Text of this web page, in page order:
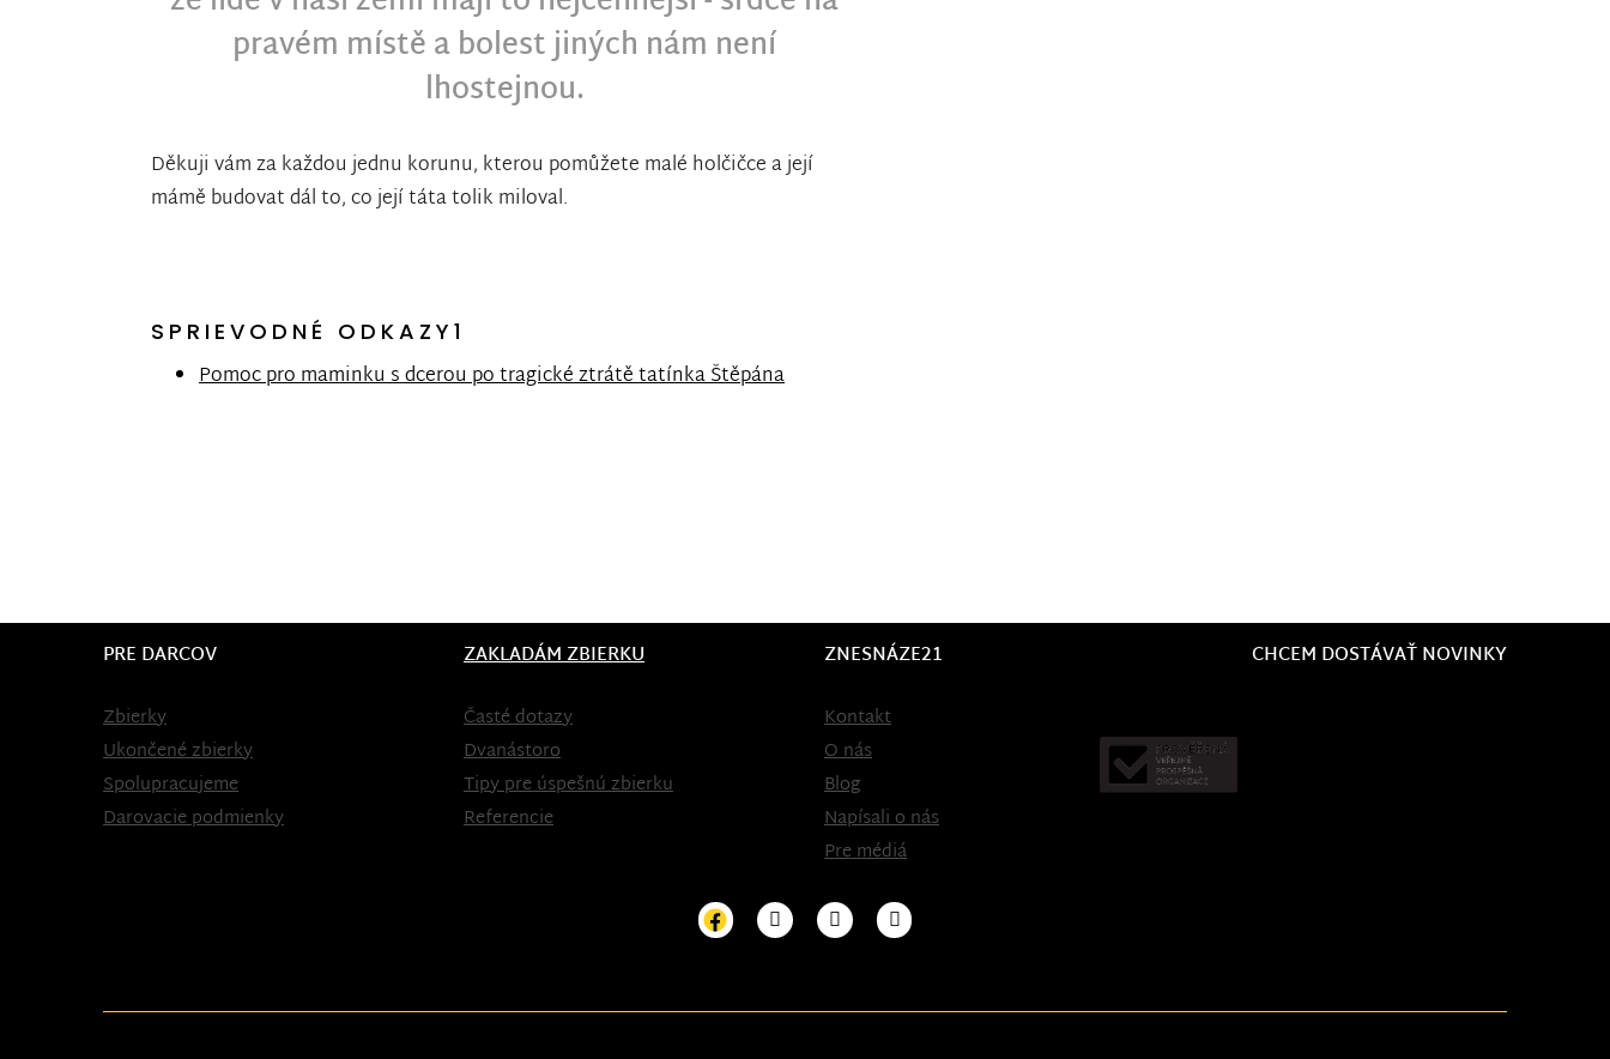
pravém místě a bolest jiných nám není
lhostejnou.
Děkuji vám za každou jednu korunu, kterou pomůžete malé holčičce a její
mámě budovat dál to, co její táta tolik miloval.
SPRIEVODNÉ ODKAZY1
Pomoc pro maminku s dcerou po tragické ztrátě tatínka Štěpána
PRE DARCOV
Zbierky
Ukončené zbierky
Spolupracujeme
Darovacie podmienky
ZAKLADÁM ZBIERKU
Časté dotazy
Dvanástoro
Tipy pre úspešnú zbierku
Referencie
ZNESNÁZE21
Kontakt
O nás
Blog
Napísali o nás
Pre médiá
CHCEM DOSTÁVAŤ NOVINKY